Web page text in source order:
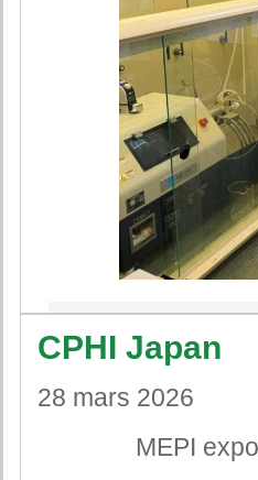
CPHI Japan
28 mars 2026
MEPI